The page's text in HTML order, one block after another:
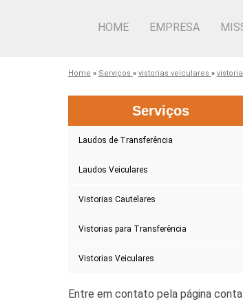
HOME EMPRESA
Home » Serviços » vistorias veiculares »
Serviços
Laudos de Transferência
Laudos Veiculares
Vistorias Cautelares
Vistorias para Transferência
Vistorias Veiculares